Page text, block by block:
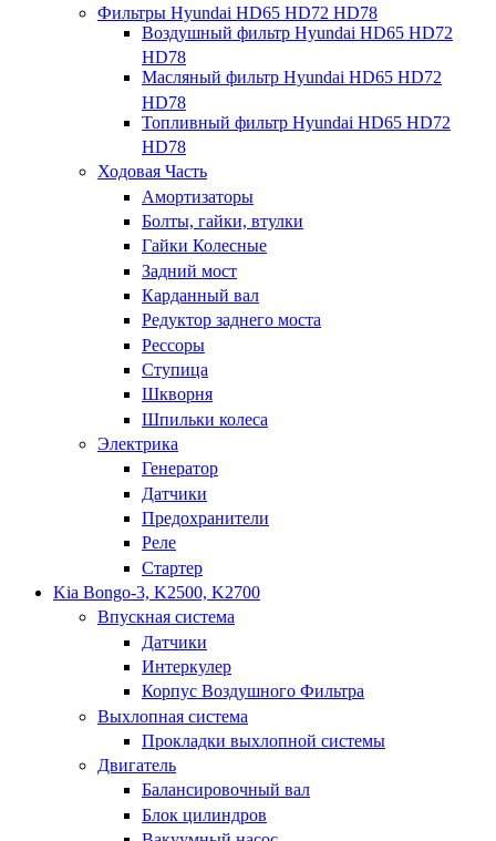
Фильтры Hyundai HD65 HD72 HD78
Воздушный фильтр Hyundai HD65 HD72
HD78
Масляный фильтр Hyundai HD65 HD72
HD78
Топливный фильтр Hyundai HD65 HD72
HD78
Ходовая Часть
Амортизаторы
Болты, гайки, втулки
Гайки Колесные
Задний мост
Карданный вал
Редуктор заднего моста
Рессоры
Ступица
Шкворня
Шпильки колеса
Электрика
Генератор
Датчики
Предохранители
Реле
Стартер
Kia Bongo-3, K2500, K2700
Впускная система
Датчики
Интеркулер
Корпус Воздушного Фильтра
Выхлопная система
Прокладки выхлопной системы
Двигатель
Балансировочный вал
Блок цилиндров